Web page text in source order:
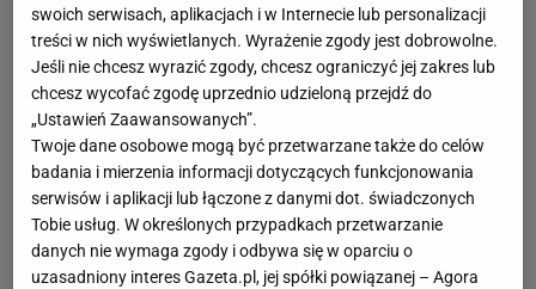
swoich serwisach, aplikacjach i w Internecie lub personalizacji
treści w nich wyświetlanych. Wyrażenie zgody jest dobrowolne.
Jeśli nie chcesz wyrazić zgody, chcesz ograniczyć jej zakres lub
chcesz wycofać zgodę uprzednio udzieloną przejdź do
„Ustawień Zaawansowanych”.
Twoje dane osobowe mogą być przetwarzane także do celów
badania i mierzenia informacji dotyczących funkcjonowania
serwisów i aplikacji lub łączone z danymi dot. świadczonych
Tobie usług. W określonych przypadkach przetwarzanie
danych nie wymaga zgody i odbywa się w oparciu o
uzasadniony interes Gazeta.pl, jej spółki powiązanej – Agora